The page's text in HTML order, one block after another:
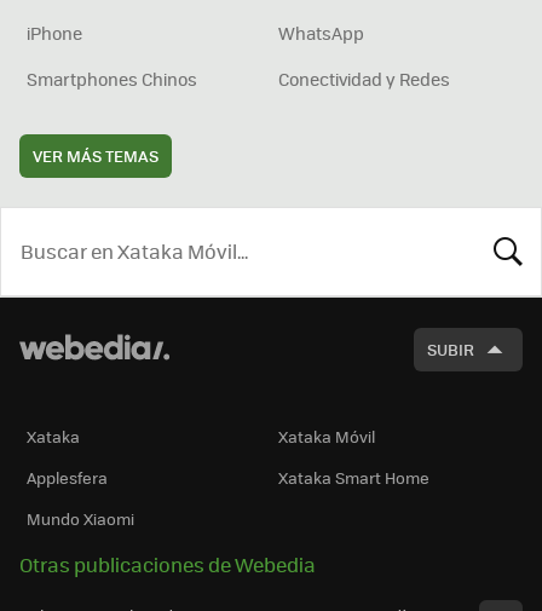
iPhone
WhatsApp
Smartphones Chinos
Conectividad y Redes
VER MÁS TEMAS
SUBIR
Xataka
Xataka Móvil
Applesfera
Xataka Smart Home
Mundo Xiaomi
Otras publicaciones de Webedia